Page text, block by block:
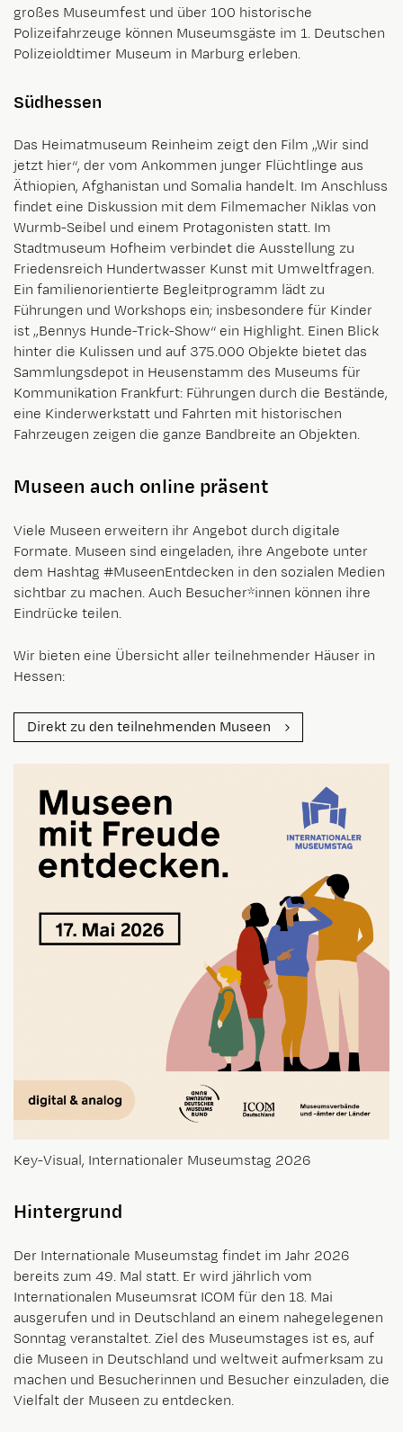
großes Museumfest und über 100 historische
Polizeifahrzeuge können Museumsgäste im 1. Deutschen
Polizeioldtimer Museum in Marburg erleben.
Südhessen
Das Heimatmuseum Reinheim zeigt den Film „Wir sind
jetzt hier“, der vom Ankommen junger Flüchtlinge aus
Äthiopien, Afghanistan und Somalia handelt. Im Anschluss
findet eine Diskussion mit dem Filmemacher Niklas von
Wurmb-Seibel und einem Protagonisten statt. Im
Stadtmuseum Hofheim verbindet die Ausstellung zu
Friedensreich Hundertwasser Kunst mit Umweltfragen.
Ein familienorientierte Begleitprogramm lädt zu
Führungen und Workshops ein; insbesondere für Kinder
ist „Bennys Hunde-Trick-Show“ ein Highlight. Einen Blick
hinter die Kulissen und auf 375.000 Objekte bietet das
Sammlungsdepot in Heusenstamm des Museums für
Kommunikation Frankfurt: Führungen durch die Bestände,
eine Kinderwerkstatt und Fahrten mit historischen
Fahrzeugen zeigen die ganze Bandbreite an Objekten.
Museen auch online präsent
Viele Museen erweitern ihr Angebot durch digitale
Formate. Museen sind eingeladen, ihre Angebote unter
dem Hashtag #MuseenEntdecken in den sozialen Medien
sichtbar zu machen. Auch Besucher*innen können ihre
Eindrücke teilen.
Wir bieten eine Übersicht aller teilnehmender Häuser in
Hessen:
Direkt zu den teilnehmenden Museen
Key-Visual, Internationaler Museumstag 2026
Hintergrund
Der Internationale Museumstag findet im Jahr 2026
bereits zum 49. Mal statt. Er wird jährlich vom
Internationalen Museumsrat ICOM für den 18. Mai
ausgerufen und in Deutschland an einem nahegelegenen
Sonntag veranstaltet. Ziel des Museumstages ist es, auf
die Museen in Deutschland und weltweit aufmerksam zu
machen und Besucherinnen und Besucher einzuladen, die
Vielfalt der Museen zu entdecken.